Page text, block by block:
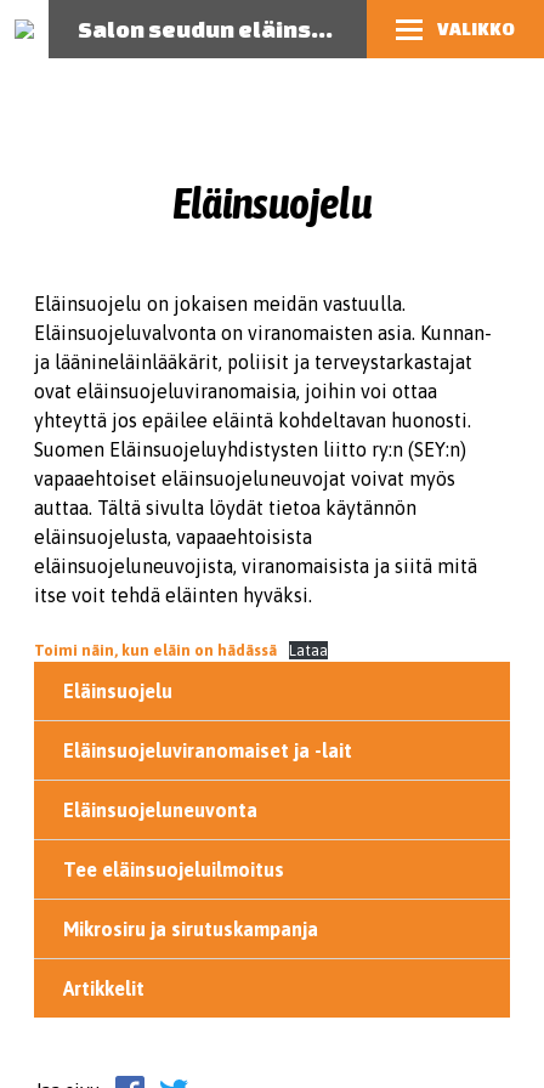
Salon seudun eläinsuojeluyhdistys VALIKKO
Eläinsuojelu
Eläinsuojelu on jokaisen meidän vastuulla.
Eläinsuojeluvalvonta on viranomaisten asia. Kunnan-
ja läänineläinlääkärit, poliisit ja terveystarkastajat
ovat eläinsuojeluviranomaisia, joihin voi ottaa
yhteyttä jos epäilee eläintä kohdeltavan huonosti.
Suomen Eläinsuojeluyhdistysten liitto ry:n (SEY:n)
vapaaehtoiset eläinsuojeluneuvojat voivat myös
auttaa. Tältä sivulta löydät tietoa käytännön
eläinsuojelusta, vapaaehtoisista
eläinsuojeluneuvojista, viranomaisista ja siitä mitä
itse voit tehdä eläinten hyväksi.
Toimi näin, kun eläin on hädässä Lataa
Eläinsuojelu
Eläinsuojeluviranomaiset ja -lait
Eläinsuojeluneuvonta
Tee eläinsuojeluilmoitus
Mikrosiru ja sirutuskampanja
Artikkelit